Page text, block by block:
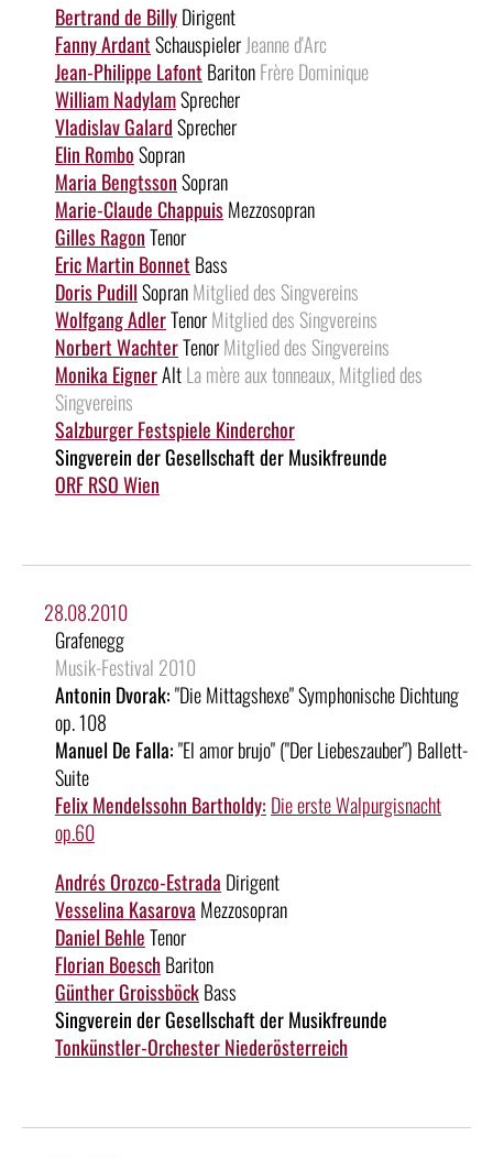
Bertrand de BillyDirigent
Fanny ArdantSchauspieler Jeanne d'Arc
Jean-Philippe Lafont BaritonFrère Dominique
William NadylamSprecher
Vladislav GalardSprecher
Elin RomboSopran
Maria BengtssonSopran
Marie-Claude ChappuisMezzosopran
Gilles RagonTenor
Eric Martin Bonnet Bass
Doris PudillSopranMitglied des Singvereins
Wolfgang AdlerTenorMitglied des Singvereins
Norbert WachterTenorMitglied des Singvereins
Monika EignerAltLa mère aux tonneaux, Mitglied des
Singvereins
Salzburger Festspiele Kinderchor
Singverein der Gesellschaft der Musikfreunde
ORF RSO Wien
28.08.2010
Grafenegg
Musik-Festival 2010
Antonin Dvorak:"Die Mittagshexe" Symphonische Dichtung
op. 108
Manuel De Falla:"El amor brujo" ("Der Liebeszauber") Ballett-
Suite
Felix Mendelssohn Bartholdy: Die erste Walpurgisnacht
op.60
Andrés Orozco-Estrada Dirigent
Vesselina Kasarova Mezzosopran
Daniel BehleTenor
Florian BoeschBariton
Günther GroissböckBass
Singverein der Gesellschaft der Musikfreunde
Tonkünstler-Orchester Niederösterreich